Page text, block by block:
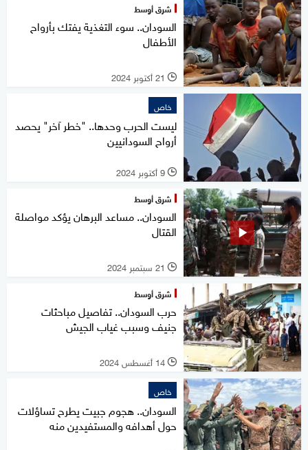
شرق أوسط
السودان.. سوء التغذية يفتك بأرواح
الأطفال
l 21 أكتوبر 2024
خاص
ليست الحرب وحدها.. "خطر آخر" يحصد
أرواح السودانيين
l 9 أكتوبر 2024
شرق أوسط
السودان.. مساعد البرهان يؤكد مواصلة
القتال
l 21 سبتمبر 2024
شرق أوسط
حرب السودان.. تفاصيل مباحثات
جنيف وسبب غياب الجيش
l 14 أغسطس 2024
خاص
السودان.. هجوم جبيت يطرح تساؤلات
حول أهدافه والمستفيدين منه